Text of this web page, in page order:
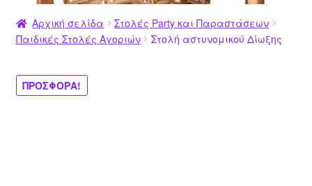
Αρχική σελίδα
Στολές Party και Παραστάσεων
Παιδικές Στολές Αγοριών
Στολή αστυνομικού Δίωξης
ΠΡΟΣΦΟΡΆ!